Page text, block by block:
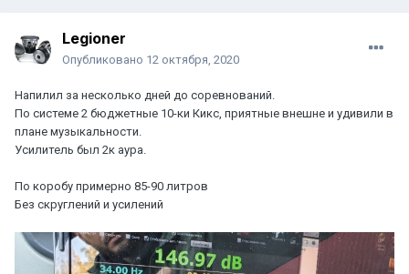
Legioner
Опубликовано 12 октября, 2020
Напилил за несколько дней до соревнований.
По системе 2 бюджетные 10-ки Кикс, приятные внешне и удивили в
плане музыкальности.
Усилитель был 2к аура.
По коробу примерно 85-90 литров
Без скруглений и усилений